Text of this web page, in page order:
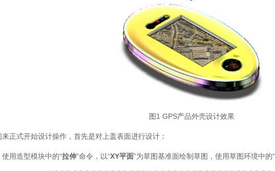
图1 GPS产品外壳设计效果
正式开始设计操作，首先是对上盖表面进行设计：
用造型模块中的“拉伸”命令，以“XY平面”为草图基准面绘制草图，使用草图环境中的“